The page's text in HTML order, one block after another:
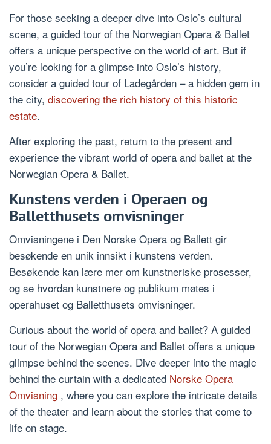
For those seeking a deeper dive into Oslo’s cultural
scene, a guided tour of the Norwegian Opera & Ballet
offers a unique perspective on the world of art. But if
you’re looking for a glimpse into Oslo’s history,
consider a guided tour of Ladegården – a hidden gem in
the city, discovering the rich history of this historic
estate.
After exploring the past, return to the present and
experience the vibrant world of opera and ballet at the
Norwegian Opera & Ballet.
Kunstens verden i Operaen og
Balletthusets omvisninger
Omvisningene i Den Norske Opera og Ballett gir
besøkende en unik innsikt i kunstens verden.
Besøkende kan lære mer om kunstneriske prosesser,
og se hvordan kunstnere og publikum møtes i
operahuset og Balletthusets omvisninger.
Curious about the world of opera and ballet? A guided
tour of the Norwegian Opera and Ballet offers a unique
glimpse behind the scenes. Dive deeper into the magic
behind the curtain with a dedicated Norske Opera
Omvisning , where you can explore the intricate details
of the theater and learn about the stories that come to
life on stage.